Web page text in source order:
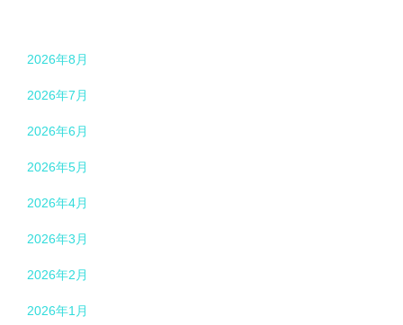
2026年8月
2026年7月
2026年6月
2026年5月
2026年4月
2026年3月
2026年2月
2026年1月